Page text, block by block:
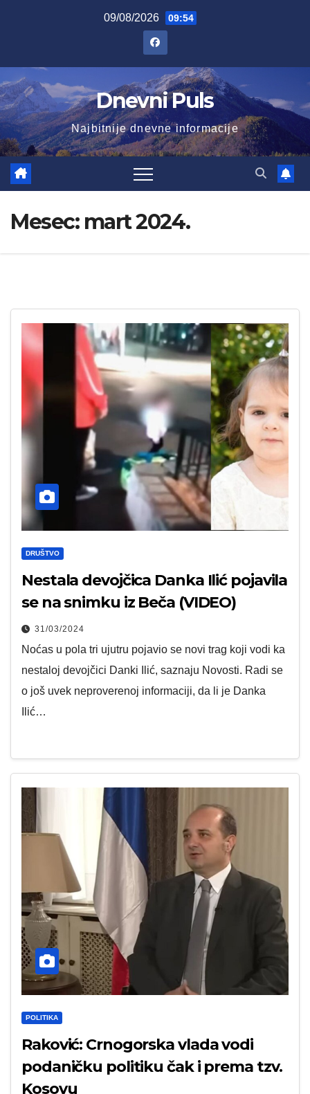
09/08/2026 09:54
Dnevni Puls
Najbitnije dnevne informacije
Mesec: mart 2024.
DRUŠTVO
Nestala devojčica Danka Ilić pojavila
se na snimku iz Beča (VIDEO)
31/03/2024
Noćas u pola tri ujutru pojavio se novi trag koji vodi ka
nestaloj devojčici Danki Ilić, saznaju Novosti. Radi se
o još uvek neproverenoj informaciji, da li je Danka
Ilić…
POLITIKA
Raković: Crnogorska vlada vodi
podaničku politiku čak i prema tzv.
Kosovu